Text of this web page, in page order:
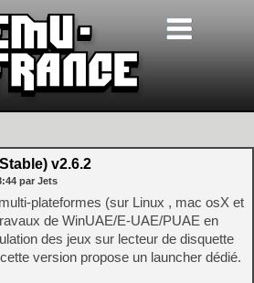
v2.6.2
par Jets
plateformes (sur Linux , mac osX et
de WinUAE/E-UAE/PUAE en
des jeux sur lecteur de disquette
version propose un launcher dédié.